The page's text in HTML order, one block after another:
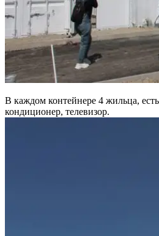
В каждом контейнере 4 жильца,
кондиционер, телевизор.